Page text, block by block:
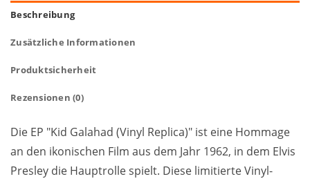
Beschreibung
Zusätzliche Informationen
Produktsicherheit
Rezensionen (0)
Die EP "Kid Galahad (Vinyl Replica)" ist eine Hommage
an den ikonischen Film aus dem Jahr 1962, in dem Elvis
Presley die Hauptrolle spielt. Diese limitierte Vinyl-